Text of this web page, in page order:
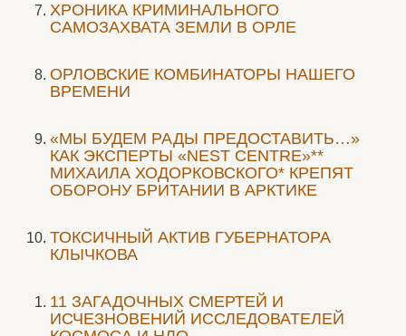
ХРОНИКА КРИМИНАЛЬНОГО
САМОЗАХВАТА ЗЕМЛИ В ОРЛЕ
ОРЛОВСКИЕ КОМБИНАТОРЫ НАШЕГО
ВРЕМЕНИ
«МЫ БУДЕМ РАДЫ ПРЕДОСТАВИТЬ…»
КАК ЭКСПЕРТЫ «NEST CENTRE»**
МИХАИЛА ХОДОРКОВСКОГО* КРЕПЯТ
ОБОРОНУ БРИТАНИИ В АРКТИКЕ
ТОКСИЧНЫЙ АКТИВ ГУБЕРНАТОРА
КЛЫЧКОВА
11 ЗАГАДОЧНЫХ СМЕРТЕЙ И
ИСЧЕЗНОВЕНИЙ ИССЛЕДОВАТЕЛЕЙ